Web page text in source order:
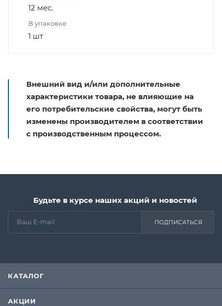
12 мес.
В упаковке
1 шт
Внешний вид и/или дополнительные
характеристики товара, не влияющие на
его потребительские свойства, могут быть
изменены производителем в соответствии
с производственным процессом.
Будьте в курсе наших акций и новостей
ПОДПИСАТЬСЯ
КАТАЛОГ
АКЦИИ